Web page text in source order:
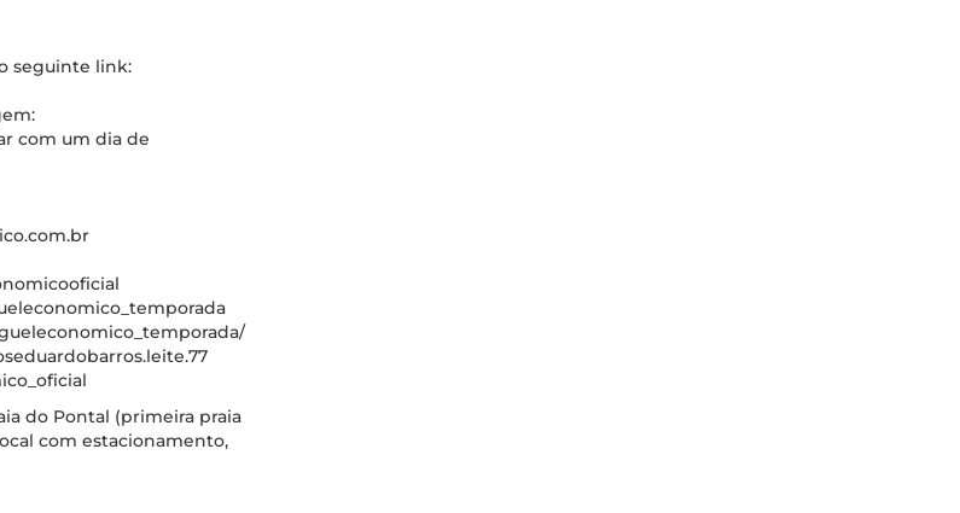
seguinte link:
com um dia de
do Pontal (primeira praia
com estacionamento,